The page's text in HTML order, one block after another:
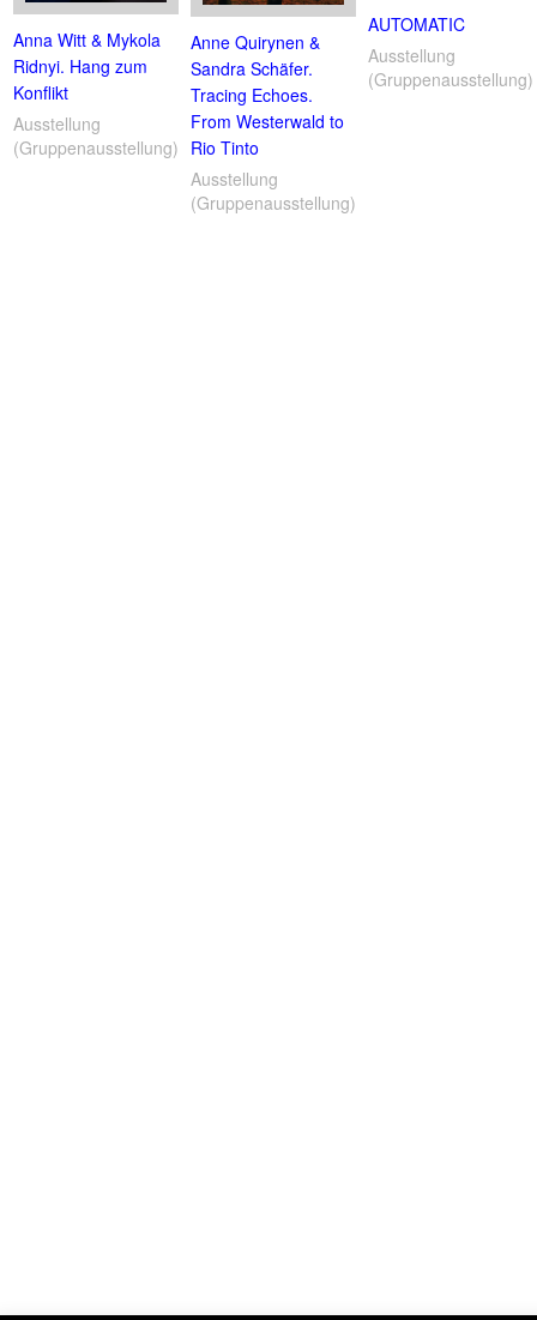
Anna Witt & Mykola
Ridnyi. Hang zum
Konflikt
Ausstellung
(Gruppenausstellung)
Anne Quirynen &
Sandra Schäfer.
Tracing Echoes.
From Westerwald to
Rio Tinto
Ausstellung
(Gruppenausstellung)
AUTOMATIC
Ausstellung
(Gruppenausstellung)